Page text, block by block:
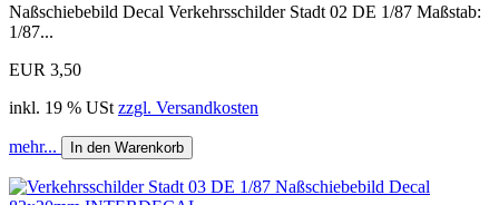
Naßschiebebild Decal Verkehrsschilder Stadt 02 DE 1/87 Maßstab:
1/87...
EUR 3,50
inkl. 19 % USt zzgl. Versandkosten
mehr... In den Warenkorb